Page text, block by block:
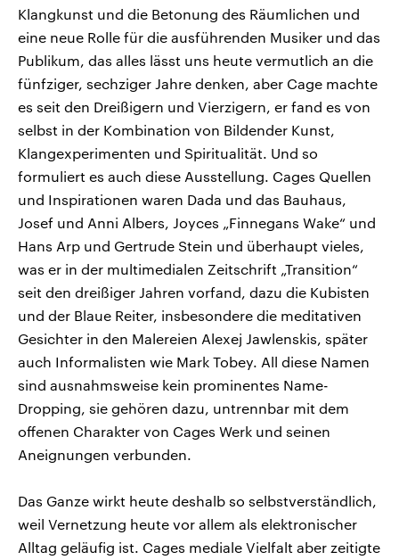
Klangkunst und die Betonung des Räumlichen und
eine neue Rolle für die ausführenden Musiker und das
Publikum, das alles lässt uns heute vermutlich an die
fünfziger, sechziger Jahre denken, aber Cage machte
es seit den Dreißigern und Vierzigern, er fand es von
selbst in der Kombination von Bildender Kunst,
Klangexperimenten und Spiritualität. Und so
formuliert es auch diese Ausstellung. Cages Quellen
und Inspirationen waren Dada und das Bauhaus,
Josef und Anni Albers, Joyces „Finnegans Wake“ und
Hans Arp und Gertrude Stein und überhaupt vieles,
was er in der multimedialen Zeitschrift „Transition“
seit den dreißiger Jahren vorfand, dazu die Kubisten
und der Blaue Reiter, insbesondere die meditativen
Gesichter in den Malereien Alexej Jawlenskis, später
auch Informalisten wie Mark Tobey. All diese Namen
sind ausnahmsweise kein prominentes Name-
Dropping, sie gehören dazu, untrennbar mit dem
offenen Charakter von Cages Werk und seinen
Aneignungen verbunden.
Das Ganze wirkt heute deshalb so selbstverständlich,
weil Vernetzung heute vor allem als elektronischer
Alltag geläufig ist. Cages mediale Vielfalt aber zeitigte